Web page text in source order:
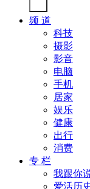
频 道
科技
摄影
影音
电脑
手机
居家
娱乐
健康
出行
消费
专 栏
我跟你
爱活历